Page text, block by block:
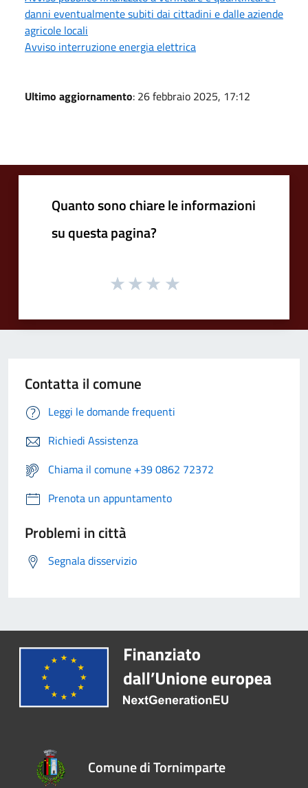
danni eventualmente subiti dai cittadini e dalle aziende
agricole locali
Avviso interruzione energia elettrica
Ultimo aggiornamento: 26 febbraio 2025, 17:12
Quanto sono chiare le informazioni
su questa pagina?
Contatta il comune
Leggi le domande frequenti
Richiedi Assistenza
Chiama il comune +39 0862 72372
Prenota un appuntamento
Problemi in città
Segnala disservizio
Comune di Tornimparte